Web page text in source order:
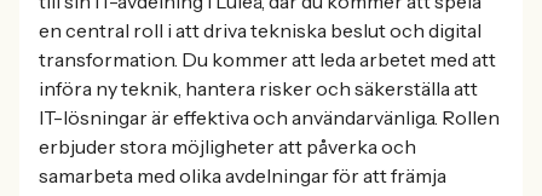
en central roll i att driva tekniska beslut och digital
transformation. Du kommer att leda arbetet med att
införa ny teknik, hantera risker och säkerställa att
IT-lösningar är effektiva och användarvänliga. Rollen
erbjuder stora möjligheter att påverka och
samarbeta med olika avdelningar för att främja